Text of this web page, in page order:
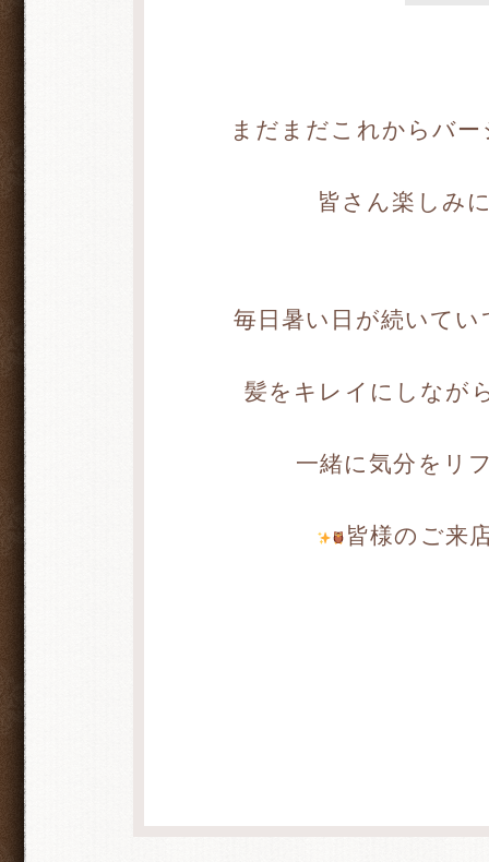
まだまだこれからバ
皆さん楽しみ
毎日暑い日が続いて
髪をキレイにしなが
一緒に気分をリ
皆様のご来